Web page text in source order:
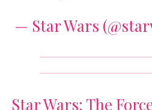
— Star Wars
Star Wars: The